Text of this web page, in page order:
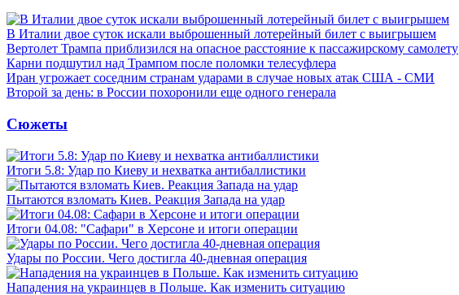
В Италии двое суток искали выброшенный лотерейный билет с выигрышем
Вертолет Трампа приблизился на опасное расстояние к пассажирскому самолету
Карни подшутил над Трампом после поломки телесуфлера
Иран угрожает соседним странам ударами в случае новых атак США - СМИ
Второй за день: в России похоронили еще одного генерала
Сюжеты
Итоги 5.8: Удар по Киеву и нехватка антибаллистики
Пытаются взломать Киев. Реакция Запада на удар
Итоги 04.08: "Сафари" в Херсоне и итоги операции
Удары по России. Чего достигла 40-дневная операция
Нападения на украинцев в Польше. Как изменить ситуацию